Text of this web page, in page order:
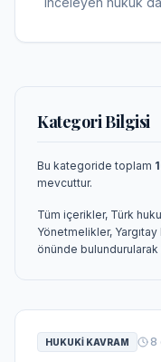
Kategori Bilgisi
Bu kategoride toplam
mevcuttur.
Tüm içerikler, Türk
Yönetmelikler,
önünde
HUKUKI KAVRAM 8